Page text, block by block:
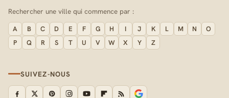
Rechercher une ville qui commence par :
A B C D E F G H I J K L M N
O
P
Q R S T U V W X Y Z
SUIVEZ-NOUS